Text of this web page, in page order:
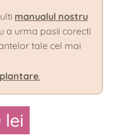
manualul nostru
a urma pasii corecti
tale cel mai
.
lei